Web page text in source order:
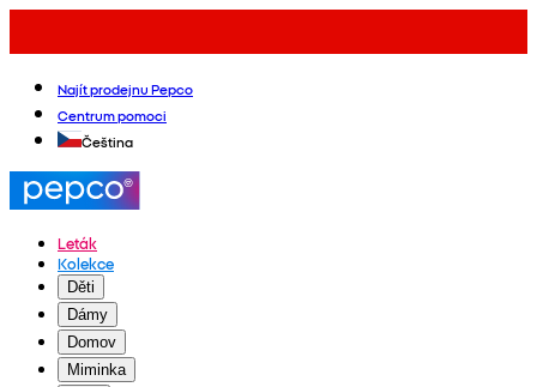
Najít prodejnu Pepco
Centrum pomoci
Čeština
Leták
Kolekce
Děti
Dámy
Domov
Miminka